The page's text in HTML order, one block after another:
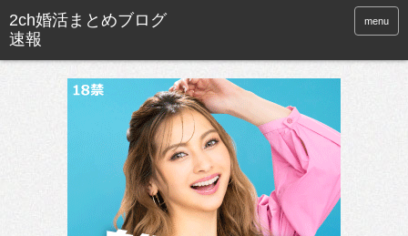
menu